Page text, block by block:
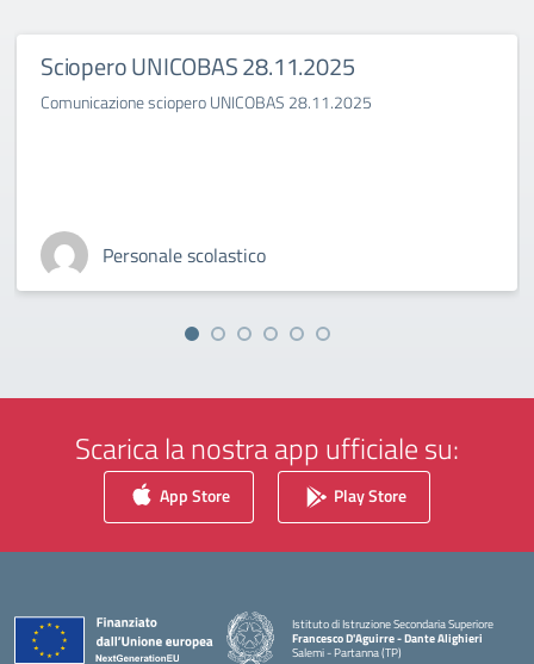
Sciopero UNICOBAS 28.11.2025
Comunicazione sciopero UNICOBAS 28.11.2025
Personale scolastico
Scarica la nostra app ufficiale su:
App Store Play Store
Istituto di Istruzione Secondaria Superiore
Francesco D'Aguirre - Dante Alighieri
Salemi - Partanna (TP)